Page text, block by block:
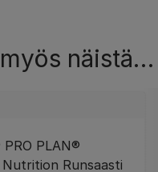
näistä…
PRO PLAN®
Nutrition Runsaasti